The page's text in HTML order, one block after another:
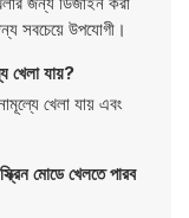
সবচেয়ে উপযোগী।
যায়?
খেলা যায় এবং
মোডে খেলতে পারব